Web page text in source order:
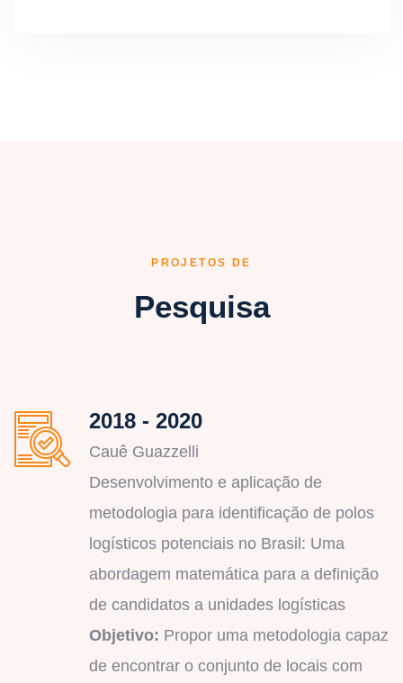
PROJETOS DE
Pesquisa
2018 - 2020
Cauê Guazzelli
Desenvolvimento e aplicação de
metodologia para identificação de polos
logísticos potenciais no Brasil: Uma
abordagem matemática para a definição
de candidatos a unidades logísticas
Objetivo: Propor uma metodologia capaz
de encontrar o conjunto de locais com